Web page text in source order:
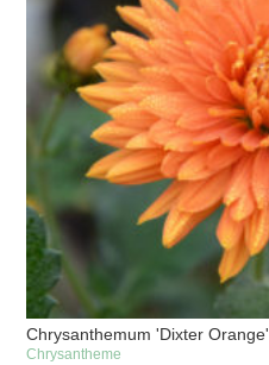
Chrysanthemum 'Dixter Orange'
Chrysantheme